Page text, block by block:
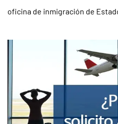
oficina de inmigración de